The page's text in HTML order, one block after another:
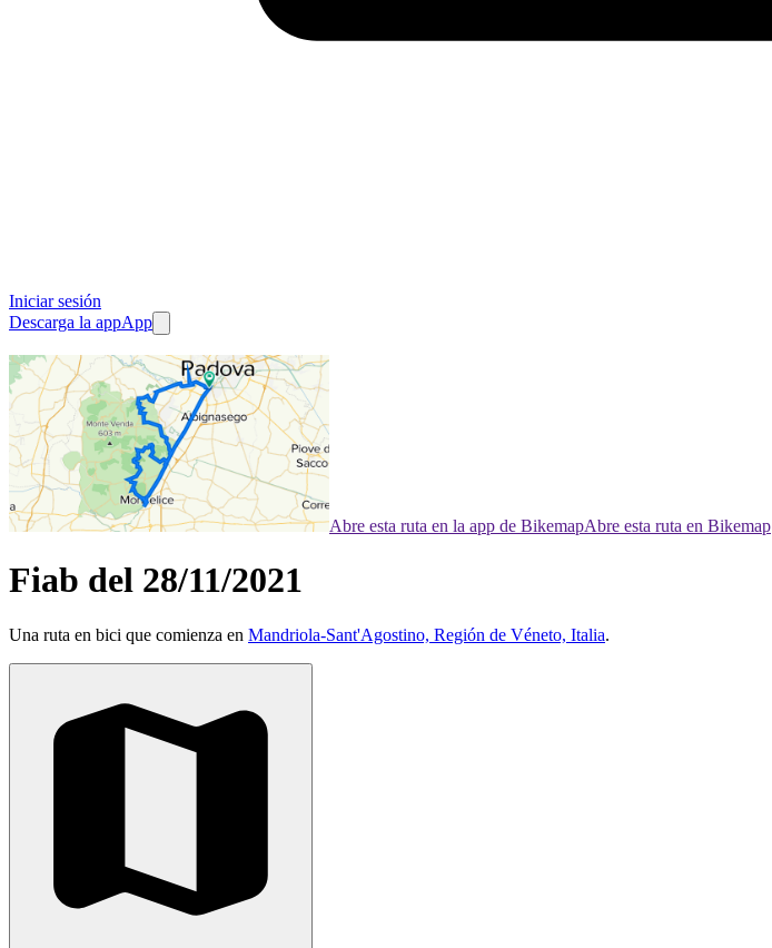
Iniciar sesión
Descarga la appApp
Abre esta ruta en la app de BikemapAbre esta ruta en Bikemap
Fiab del 28/11/2021
Una ruta en bici que comienza en Mandriola-Sant'Agostino, Región de Véneto, Italia.